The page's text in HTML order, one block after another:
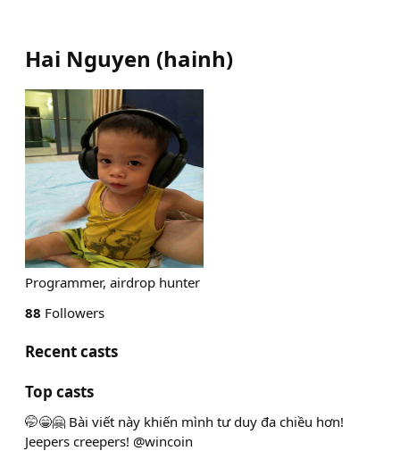
Hai Nguyen (hainh)
Programmer, airdrop hunter
88 Followers
Recent casts
Top casts
🤭😁🤗 Bài viết này khiến mình tư duy đa chiều hơn!
Jeepers creepers! @wincoin